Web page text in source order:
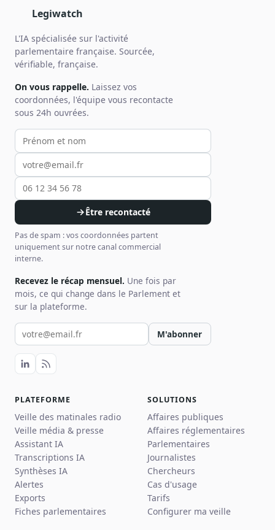
Legiwatch
L'IA spécialisée sur l'activité
parlementaire française. Sourcée,
vérifiable, française.
On vous rappelle. Laissez vos
coordonnées, l'équipe vous recontacte
sous 24h ouvrées.
Votre prénom et nom
Votre email
Votre téléphone
Être recontacté
Pas de spam : vos coordonnées partent
uniquement sur notre canal commercial
interne.
Recevez le récap mensuel. Une fois par
mois, ce qui change dans le Parlement et
sur la plateforme.
Votre email pour la newsletter
M'abonner
PLATEFORME
Veille des matinales radio
Veille média & presse
Assistant IA
Transcriptions IA
Synthèses IA
Alertes
Exports
Fiches parlementaires
SOLUTIONS
Affaires publiques
Affaires réglementaires
Parlementaires
Journalistes
Chercheurs
Cas d'usage
Tarifs
Configurer ma veille